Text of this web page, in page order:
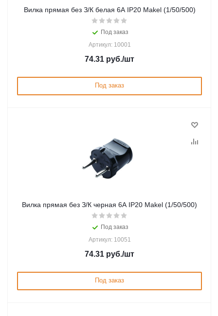
Вилка прямая без З/К белая 6А IP20 Makel (1/50/500)
Под заказ
Артикул: 10001
74.31 руб./шт
Под заказ
Вилка прямая без З/К черная 6А IP20 Makel (1/50/500)
Под заказ
Артикул: 10051
74.31 руб./шт
Под заказ